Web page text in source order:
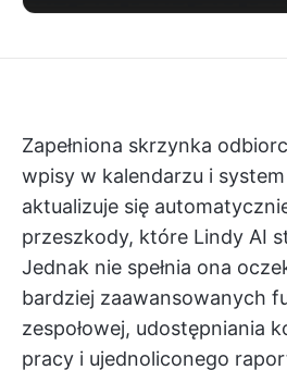
Zapełniona skrzynka
wpisy w kalendarzu i
aktualizuje się
przeszkody, które Lindy AI
Jednak nie spełnia ona
bardziej zaawansowanych
zespołowej, udostępniania
pracy i ujednoliconego